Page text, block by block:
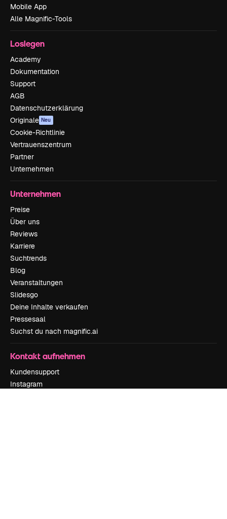
Mobile App
Alle Magnific-Tools
Loslegen
Academy
Dokumentation
Support
AGB
Datenschutzerklärung
Originale Neu
Cookie-Richtlinie
Vertrauenszentrum
Partner
Unternehmen
Unternehmen
Preise
Über uns
Reviews
Karriere
Suchtrends
Blog
Veranstaltungen
Slidesgo
Deine Inhalte verkaufen
Pressesaal
Suchst du nach magnific.ai
Kontakt aufnehmen
Kundensupport
Instagram